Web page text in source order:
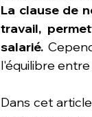
La clause de
travail,
salarié.
l'équilibre
Dans cet